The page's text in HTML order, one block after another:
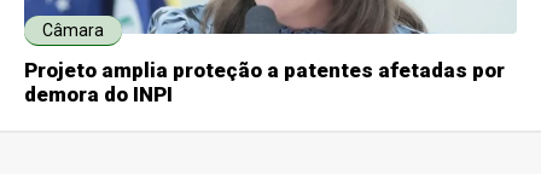
Câmara
Projeto amplia proteção a patentes afetadas por
demora do INPI